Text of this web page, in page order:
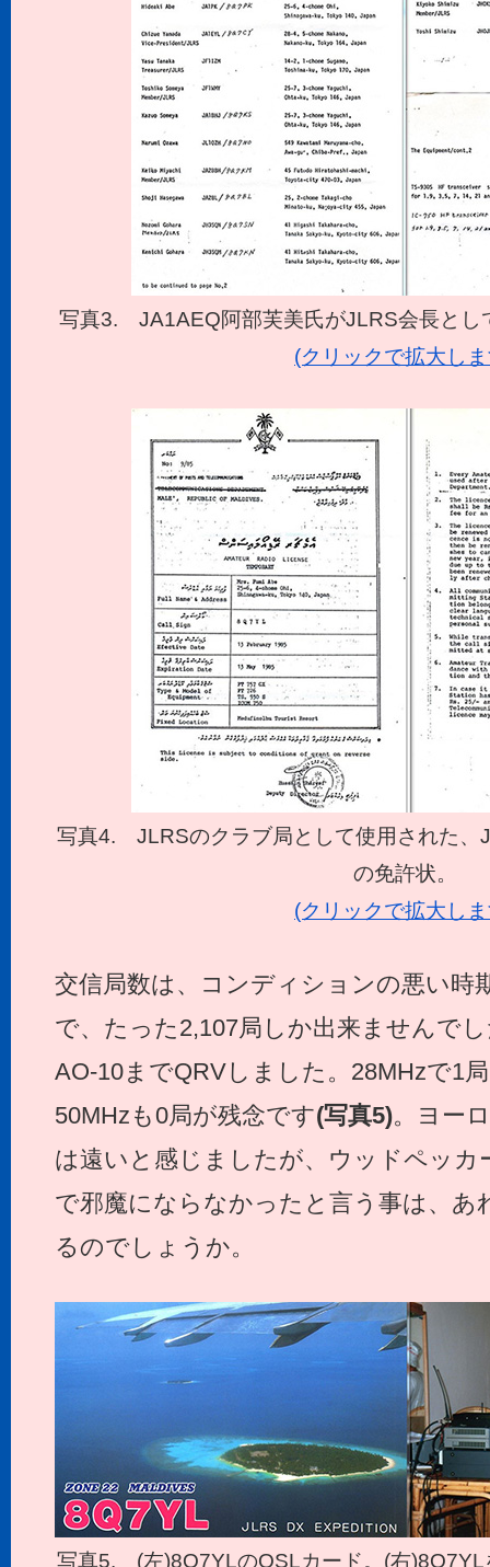
写真3. JA1AEQ阿部芙美氏がJLRS会長とし
(クリックで拡大し
写真4. JLRSのクラブ局として使用された、
の免許状。
(クリックで拡大し
交信局数は、コンディションの悪い時
で、たった2,107局しか出来ませんで
AO-10までQRVしました。28MHzで1
50MHzも0局が残念です(写真5)。ヨー
は遠いと感じましたが、ウッドペッカ
で邪魔にならなかったと言う事は、あ
るのでしょうか。
写真5. (左)8Q7YLのQSLカード。(右)8Q7YL